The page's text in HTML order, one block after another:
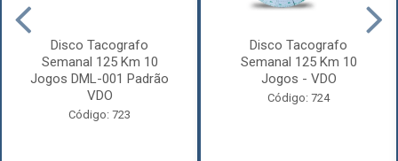
Disco Tacografo
Semanal 125 Km 10
Jogos DML-001 Padrão
VDO
Código: 723
Disco Tacografo
Semanal 125 Km 10
Jogos - VDO
Código: 724